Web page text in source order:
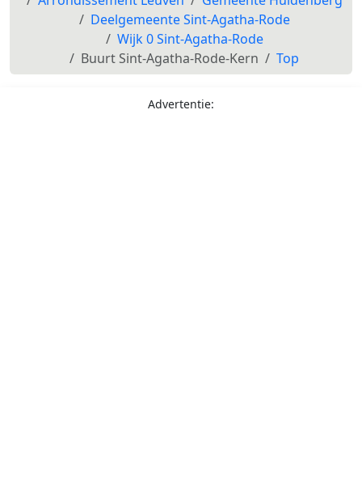
Deelgemeente Sint-Agatha-Rode
Wijk 0 Sint-Agatha-Rode
Buurt Sint-Agatha-Rode-Kern
Top
Advertentie: